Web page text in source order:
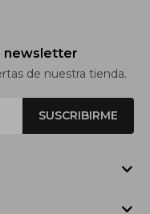
newsletter
de nuestra tienda.
SUSCRIBIRME